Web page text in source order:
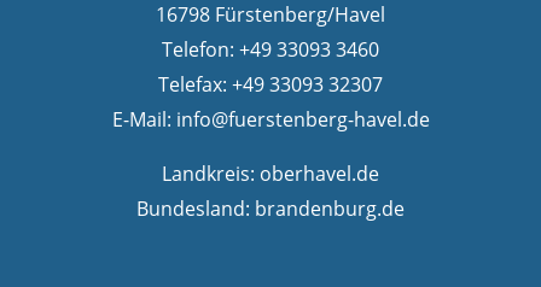
16798 Fürstenberg/Havel
Telefon: +49 33093 3460
Telefax: +49 33093 32307
E-Mail: info@fuerstenberg-havel.de
Landkreis: oberhavel.de
Bundesland: brandenburg.de